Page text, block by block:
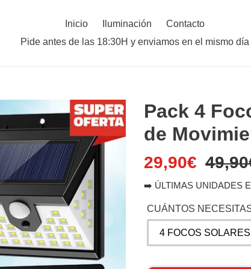
Inicio Iluminación
Contacto
Pide antes de las 18:30H y enviamos en el mismo día
Pack 4
de
Precio
de
venta
29,90€
➡️ ÚLTIMAS UNIDADES
CUÁNTOS